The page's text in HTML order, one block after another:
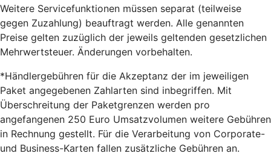
Weitere Servicefunktionen müssen separat (teilweise
gegen Zuzahlung) beauftragt werden. Alle genannten
Preise gelten zuzüglich der jeweils geltenden gesetzlichen
Mehrwertsteuer. Änderungen vorbehalten.
*Händlergebühren für die Akzeptanz der im jeweiligen
Paket angegebenen Zahlarten sind inbegriffen. Mit
Überschreitung der Paketgrenzen werden pro
angefangenen 250 Euro Umsatzvolumen weitere Gebühren
in Rechnung gestellt. Für die Verarbeitung von Corporate-
und Business-Karten fallen zusätzliche Gebühren an.